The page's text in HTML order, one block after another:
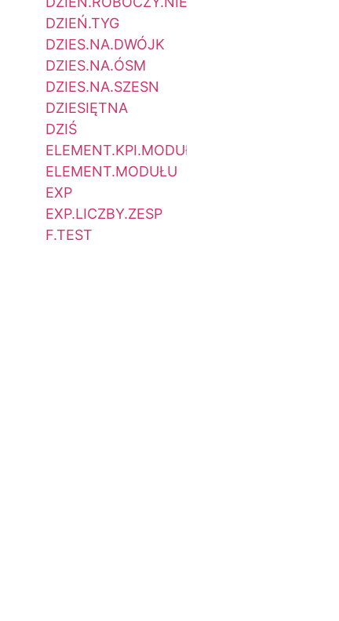
DZIEŃ.TYG
DZIES.NA.DWÓJK
DZIES.NA.ÓSM
DZIES.NA.SZESN
DZIESIĘTNA
DZIŚ
ELEMENT.KPI.MODUŁU
ELEMENT.MODUŁU
EXP
EXP.LICZBY.ZESP
F.TEST